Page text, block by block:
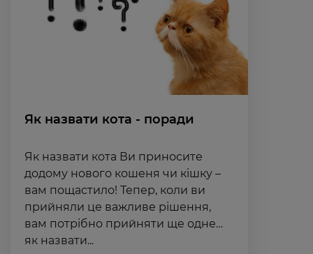
Як назвати кота - поради
Як назвати кота Ви приносите
додому нового кошеня чи кішку –
вам пощастило! Тепер, коли ви
прийняли це важливе рішення,
вам потрібно прийняти ще одне…
як назвати...